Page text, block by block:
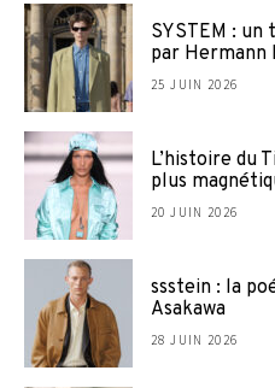
SYSTEM :
par Hermann
25 JUIN 2026
L’histoire du
plus
20 JUIN 2026
ssstein : la
Asakawa
28 JUIN 2026